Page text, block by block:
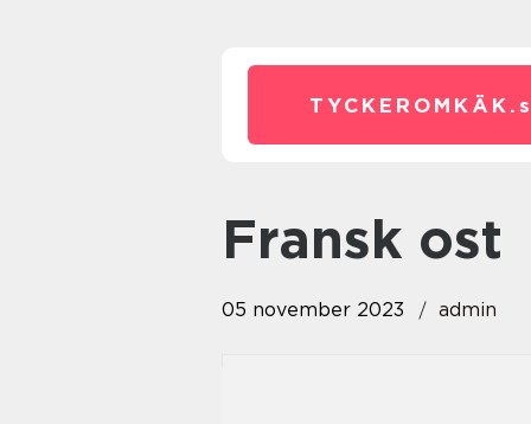
TYCKEROMKÄK.
fransk ost
05 november 2023 admin